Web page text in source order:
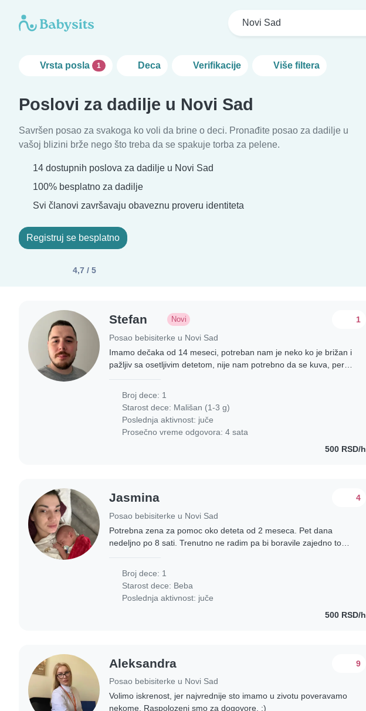
Novi Sad
Vrsta posla 1 Deca Verifikacije Više filtera
Poslovi za dadilje u Novi Sad
Savršen posao za svakoga ko voli da brine o deci. Pronađite posao za dadilje u
vašoj blizini brže nego što treba da se spakuje torba za pelene.
14 dostupnih poslova za dadilje u Novi Sad
100% besplatno za dadilje
Svi članovi završavaju obaveznu proveru identiteta
Registruj se besplatno
4,7 / 5
Stefan Novi
Posao bebisiterke u Novi Sad
1
Imamo dečaka od 14 meseci, potreban nam je neko ko je brižan i
pažljiv sa osetljivim detetom, nije nam potrebno da se kuva, pere,
Broj dece: 1
Starost dece: Mališan (1-3 g)
Poslednja aktivnost: juče
Prosečno vreme odgovora: 4 sata
500 RSD/h
Jasmina
Posao bebisiterke u Novi Sad
4
Potrebna zena za pomoc oko deteta od 2 meseca. Pet dana
nedeljno po 8 sati. Trenutno ne radim pa bi boravile zajedno to
Broj dece: 1
Starost dece: Beba
Poslednja aktivnost: juče
500 RSD/h
Aleksandra
Posao bebisiterke u Novi Sad
9
Volimo iskrenost, jer najvrednije sto imamo u zivotu poveravamo
nekome. Raspolozeni smo za dogovore. :)